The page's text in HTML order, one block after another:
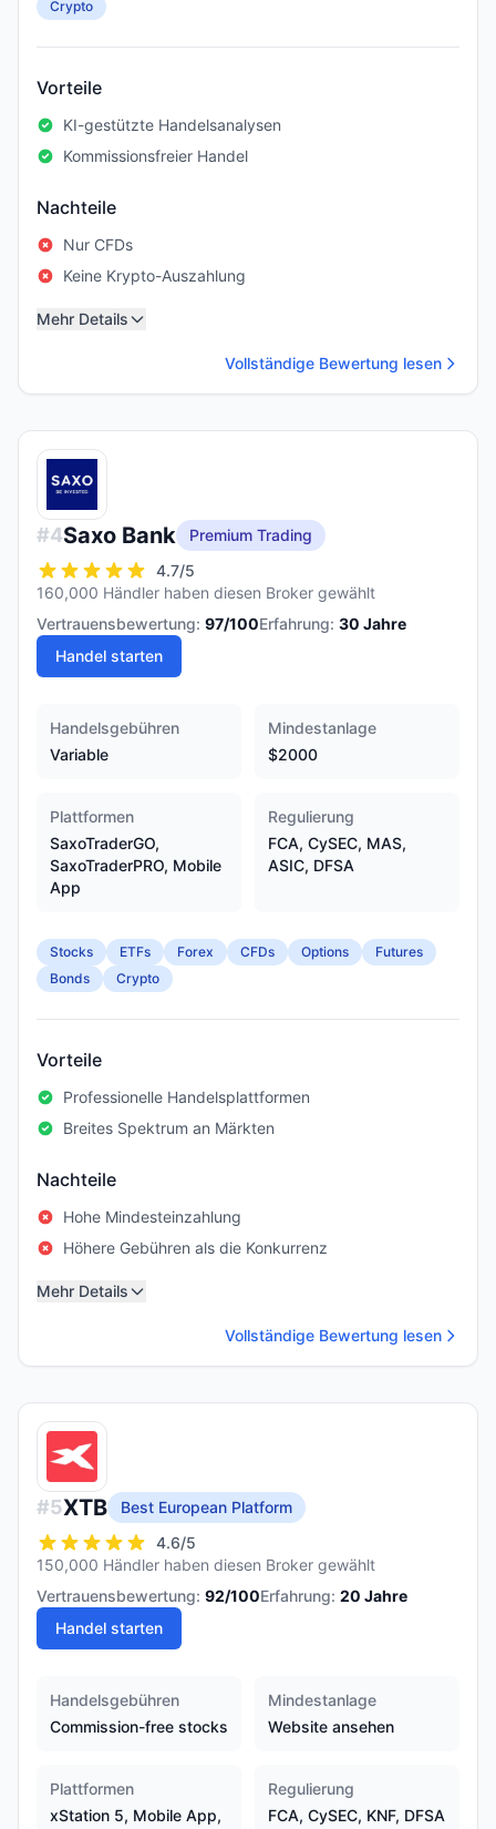
Crypto
Vorteile
KI-gestützte Handelsanalysen
Kommissionsfreier Handel
Nachteile
Nur CFDs
Keine Krypto-Auszahlung
Mehr Details
Vollständige Bewertung lesen
#4Saxo Bank
Premium Trading
4.7/5
160,000 Händler haben diesen Broker gewählt
Vertrauensbewertung: 97/100Erfahrung: 30 Jahre
Handel starten
Handelsgebühren
Variable
Mindestanlage
$2000
Plattformen
SaxoTraderGO,
SaxoTraderPRO, Mobile
App
Regulierung
FCA, CySEC, MAS,
ASIC, DFSA
Stocks ETFs Forex CFDs Options
Futures
Bonds
Crypto
Vorteile
Professionelle Handelsplattformen
Breites Spektrum an Märkten
Nachteile
Hohe Mindesteinzahlung
Höhere Gebühren als die Konkurrenz
Mehr Details
Vollständige Bewertung lesen
#5XTB
Best European Platform
4.6/5
150,000 Händler haben diesen Broker gewählt
Vertrauensbewertung: 92/100Erfahrung: 20 Jahre
Handel starten
Handelsgebühren
Commission-free stocks
Mindestanlage
Website ansehen
Plattformen
xStation 5, Mobile App,
Regulierung
FCA, CySEC, KNF, DFSA